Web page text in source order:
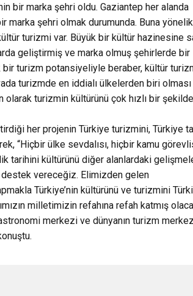
bir marka şehri oldu. Gaziantep her alanda
marka şehri olmak durumunda. Buna
turizmi var. Büyük bir kültür hazinesine
geliştirmiş ve marka olmuş şehirlerde bir
turizm potansiyeliyle beraber, kültür
turizmde en iddialı ülkelerden biri olması
olarak turizmin kültürünü çok hızlı bir şekilde
her projenin Türkiye turizmini, Türkiye
“Hiçbir ülke sevdalısı, hiçbir kamu
tarihini kültürünü diğer alanlardaki
destek vereceğiz. Elimizden gelen
Türkiye’nin kültürünü ve turizmini
milletimizin refahına refah katmış
merkezi ve dünyanın turizm